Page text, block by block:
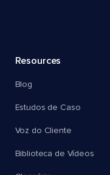
Resources
Blog
Estudos de Caso
Voz do Cliente
Biblioteca de Vídeos